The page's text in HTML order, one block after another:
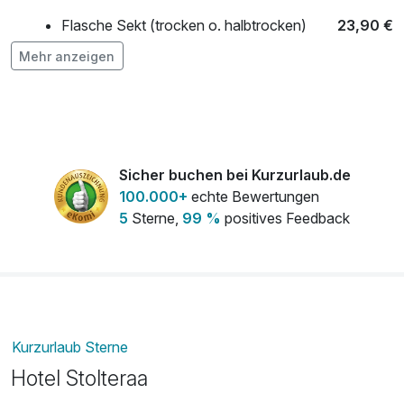
Flasche Sekt (trocken o. halbtrocken)
0,75l
23,90 €
pro Stück
Mehr anzeigen
Sicher buchen bei Kurzurlaub.de
100.000+ echte Bewertungen
5 Sterne, 99 % positives Feedback
Kurzurlaub Sterne
Hotel Stolteraa